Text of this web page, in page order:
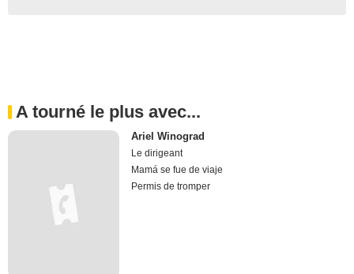
A tourné le plus avec...
Ariel Winograd
Le dirigeant
Mamá se fue de viaje
Permis de tromper